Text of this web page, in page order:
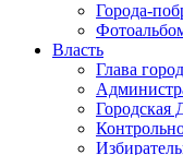
Города-
Власть
Глава
Городская